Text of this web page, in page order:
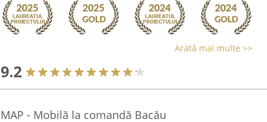
Arată mai multe >>
9.2
MAP - Mobilă la comandă Bacău